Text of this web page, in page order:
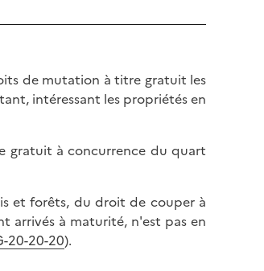
de mutation à titre gratuit les
intéressant les propriétés en
gratuit à concurrence du quart
et forêts, du droit de couper à
arrivés à maturité, n'est pas en
20-20-20).